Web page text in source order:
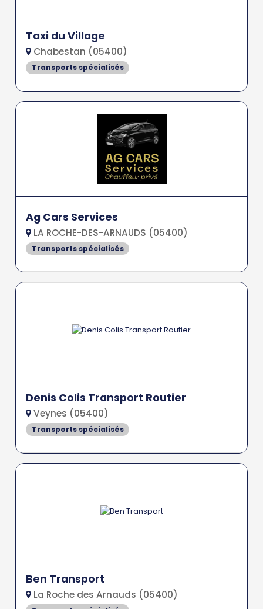
Taxi du Village
Chabestan (05400)
Transports spécialisés
Ag Cars Services
LA ROCHE-DES-ARNAUDS (05400)
Transports spécialisés
Denis Colis Transport Routier
Veynes (05400)
Transports spécialisés
Ben Transport
La Roche des Arnauds (05400)